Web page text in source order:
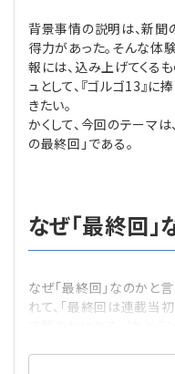
【連載】会計相談室
【連載】公益法人運営
【連載】公益法人会計
【連載】シェアコモン
【連載】実務と税務の
【連載】事務局だより
【連載】悩みと向き合
お問合せ
プライバシーポリシー
背景事情の説明は、新聞
得力があった。そんな体
報には、込み上げてくる
ュとして、『ゴルゴ13』
きたい。
かくして、今回のテーマは
の最終回」である。
なぜ「最終回」
なぜ「最終回」なのかと
れて、「最終回は連載当